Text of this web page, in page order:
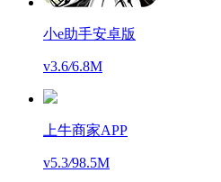
小e助手安卓版
v3.6/6.8M
上牛商家APP
v5.3/98.5M